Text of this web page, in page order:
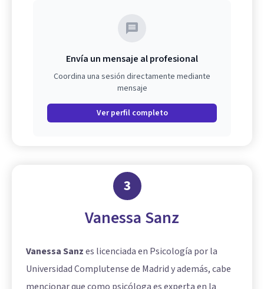
Envía un mensaje al profesional
Coordina una sesión directamente mediante
mensaje
Ver perfil completo
3
Vanessa Sanz
Vanessa Sanzes licenciada en Psicología por la
Universidad Complutense de Madrid y además, cabe